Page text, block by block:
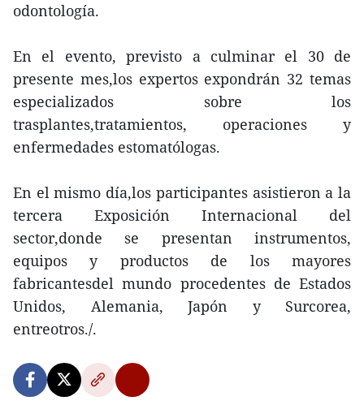
odontología.
En el evento, previsto a culminar el 30 de
presente mes,los expertos expondrán 32 temas
especializados sobre los
trasplantes,tratamientos, operaciones y
enfermedades estomatólogas.
En el mismo día,los participantes asistieron a la
tercera Exposición Internacional del
sector,donde se presentan instrumentos,
equipos y productos de los mayores
fabricantesdel mundo procedentes de Estados
Unidos, Alemania, Japón y Surcorea,
entreotros./.